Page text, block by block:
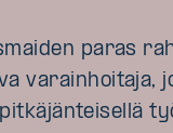
paras
varainhoitaja,